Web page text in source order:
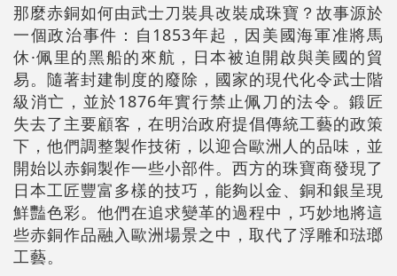
那麼赤銅如何由武士刀裝具改裝成珠寶？故事源於
一個政治事件：自1853年起，因美國海軍准將馬
休·佩里的黑船的來航，日本被迫開啟與美國的貿
易。隨著封建制度的廢除，國家的現代化令武士階
級消亡，並於1876年實行禁止佩刀的法令。鍛匠
失去了主要顧客，在明治政府提倡傳統工藝的政策
下，他們調整製作技術，以迎合歐洲人的品味，並
開始以赤銅製作一些小部件。西方的珠寶商發現了
日本工匠豐富多樣的技巧，能夠以金、銅和銀呈現
鮮豔色彩。他們在追求變革的過程中，巧妙地將這
些赤銅作品融入歐洲場景之中，取代了浮雕和琺瑯
工藝。